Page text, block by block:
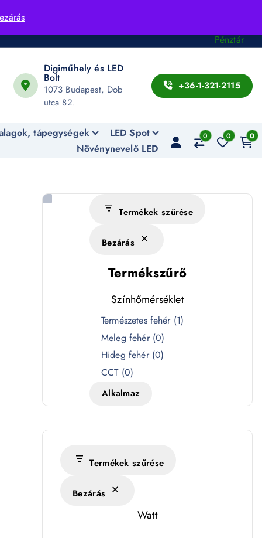
Pénztár
Digiműhely és LED
Bolt
1073 Budapest, Dob
utca 82.
+36-1-321-2115
tápegységek
LED Spot
Növénynevelő LED
0 0 0
Termékek szűrése
Bezárás
Termékszűrő
Színhőmérséklet
é
s
k
Természetes fehér (1)
Meleg fehér (0)
Hideg fehér (0)
CCT (0)
Alkalmaz
Termékek szűrése
Bezárás
Watt